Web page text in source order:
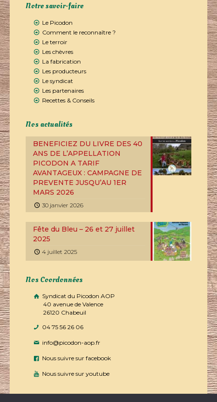
Notre savoir-faire
Le Picodon
Comment le reconnaître ?
Le terroir
Les chèvres
La fabrication
Les producteurs
Le syndicat
Les partenaires
Recettes & Conseils
Nos actualités
BENEFICIEZ DU LIVRE DES 40
ANS DE L’APPELLATION
PICODON A TARIF
AVANTAGEUX : CAMPAGNE DE
PREVENTE JUSQU’AU 1ER
MARS 2026
30 janvier 2026
Fête du Bleu – 26 et 27 juillet
2025
4 juillet 2025
Nos Coordonnées
Syndicat du Picodon AOP
40 avenue de Valence
26120 Chabeuil
04 75 56 26 06
info@picodon-aop.fr
Nous suivre sur facebook
Nous suivre sur youtube